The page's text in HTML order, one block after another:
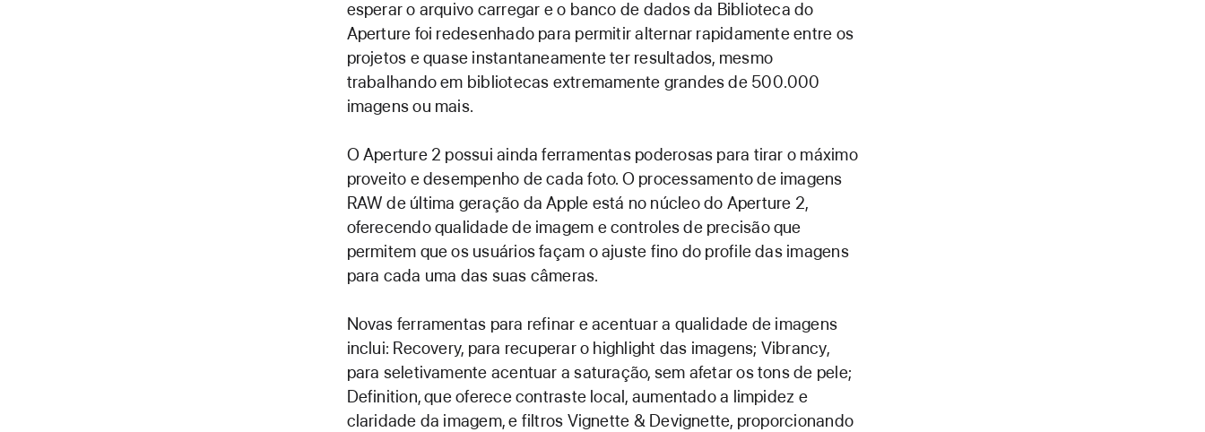
esperar o arquivo carregar e o banco de dados da Biblioteca do
Aperture foi redesenhado para permitir alternar rapidamente entre os
projetos e quase instantaneamente ter resultados, mesmo
trabalhando em bibliotecas extremamente grandes de 500.000
imagens ou mais.
O Aperture 2 possui ainda ferramentas poderosas para tirar o máximo
proveito e desempenho de cada foto. O processamento de imagens
RAW de última geração da Apple está no núcleo do Aperture 2,
oferecendo qualidade de imagem e controles de precisão que
permitem que os usuários façam o ajuste fino do profile das imagens
para cada uma das suas câmeras.
Novas ferramentas para refinar e acentuar a qualidade de imagens
inclui: Recovery, para recuperar o highlight das imagens; Vibrancy,
para seletivamente acentuar a saturação, sem afetar os tons de pele;
Definition, que oferece contraste local, aumentado a limpidez e
claridade da imagem, e filtros Vignette & Devignette, proporcionando